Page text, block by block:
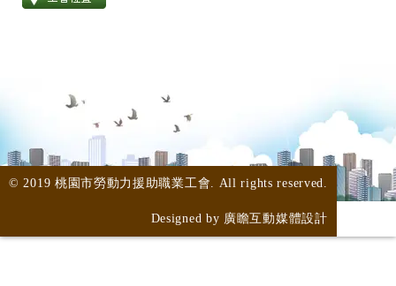
© 2019 桃園市勞動力援助職業工會. All rights reserved.
Designed by 廣瞻互動媒體設計